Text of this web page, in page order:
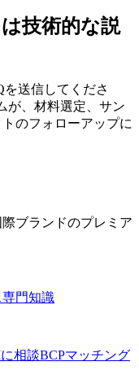
技術的な説
送信してくださ
が、材料選定、サン
のフォローアップに
ブランドのプレミア
専門知識
相談BCPマッチング